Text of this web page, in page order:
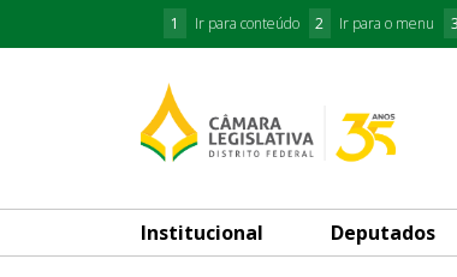
1 Ir para conteúdo 2 Ir para o menu 3
Institucional Deputados